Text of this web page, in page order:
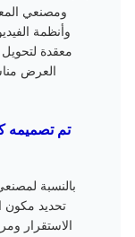
ومصنعي
وأنظمة
معقدة
العرض
تم تصميمه
بالنسبة
تحديد مكون
الاستقرار